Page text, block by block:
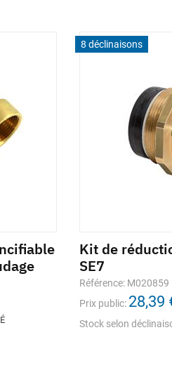
8 déclinaisons
Kit de
SE7
Référence: M020859
Prix public: 28,39
Stock selon